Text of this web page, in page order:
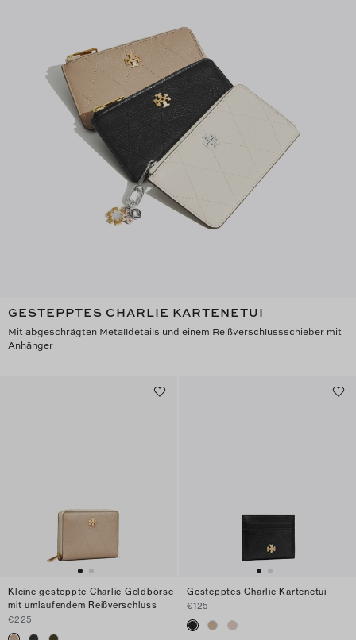
GESTEPPTES CHARLIE KARTENETUI
Mit abgeschrägten Metalldetails und einem Reißverschlussschieber mit
Anhänger
Kleine gesteppte Charlie Geldbörse
mit umlaufendem Reißverschluss
€225
Gestepptes Charlie Kartenetui
€125